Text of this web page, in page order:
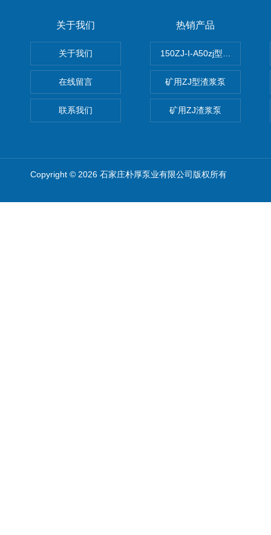
关于我们
关于我们
在线留言
联系我们
热销产品
150ZJ-I-A50zj型渣浆泵
矿用ZJ型渣浆泵
矿用ZJ渣浆泵
Copyright © 2026 石家庄朴厚泵业有限公司版权所有